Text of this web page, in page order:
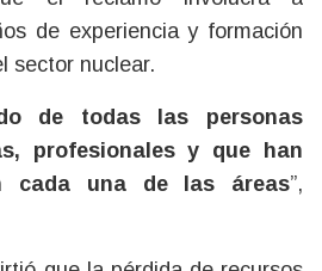
de experiencia y formación
sector nuclear.
de todas las personas
profesionales y que han
cada una de las áreas”,